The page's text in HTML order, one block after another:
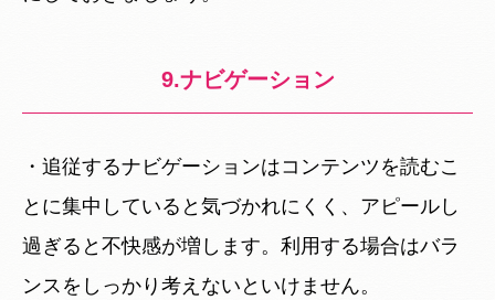
9.ナビゲーション
・追従するナビゲーションはコンテンツを読むこ
とに集中していると気づかれにくく、アピールし
過ぎると不快感が増します。利用する場合はバラ
ンスをしっかり考えないといけません。